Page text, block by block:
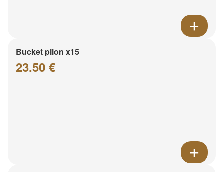
Bucket pilon x15
23.50 €